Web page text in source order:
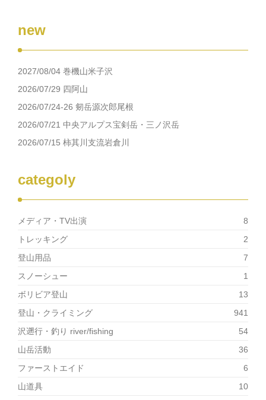
Twitter
で
有
し
い
ィ
ド
ウ
で
開
ま
リ
ク
し
く
だ
さ
い
(新
し
ウ
で
開
き
new
2027/08/04 巻機山米子沢
2026/07/29 四阿山
2026/07/24-26 剱岳源次郎尾根
2026/07/21 中央アルプス宝剣岳・三ノ沢岳
2026/07/15 柿其川支流岩倉川
categoly
メディア・TV出演
8
トレッキング
2
登山用品
7
スノーシュー
1
ボリビア登山
13
登山・クライミング
941
沢遡行・釣り river/fishing
54
山岳活動
36
ファーストエイド
6
山道具
10